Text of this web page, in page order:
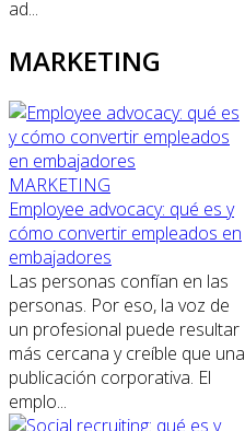
ad...
MARKETING
MARKETING
Employee advocacy: qué es y
cómo convertir empleados en
embajadores
Las personas confían en las
personas. Por eso, la voz de
un profesional puede resultar
más cercana y creíble que una
publicación corporativa. El
emplo...